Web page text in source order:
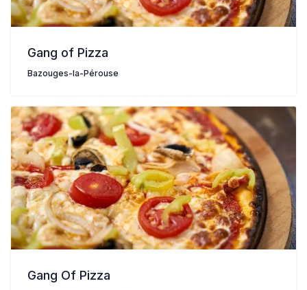
Gang of Pizza
Bazouges-la-Pérouse
Gang Of Pizza